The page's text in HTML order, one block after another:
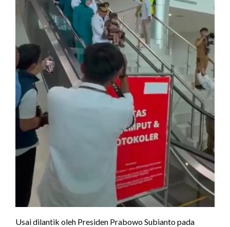
Usai dilantik oleh Presiden Prabowo Subianto pada